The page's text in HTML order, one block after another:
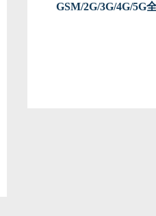
GSM/2G/3G/4G/5G